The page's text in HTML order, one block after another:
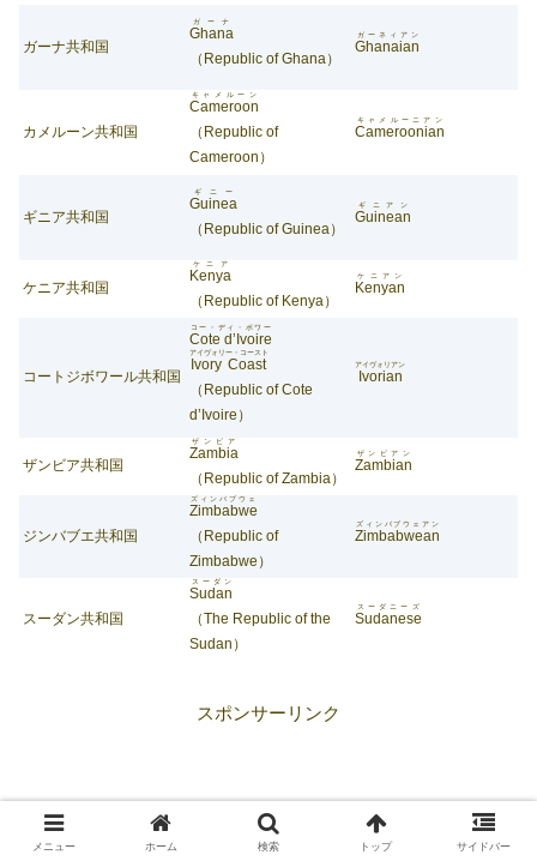
ガーナ共和国
Ghana
ガーナ
（Republic of Ghana）
Ghanaian
ガーネィアン
カメルーン共和国
Cameroon
キャメルーン
（Republic of
Cameroon）
Cameroonian
キャメルーニアン
ギニア共和国
Guinea
ギニー
（Republic of Guinea）
Guinean
ギニアン
ケニア共和国
Kenya
ケニア
（Republic of Kenya）
Kenyan
ケニアン
コートジボワール共和国
Cote d’Ivoire
コー・ディ・ボワー
Ivory Coast
アイヴォリー・コースト
（Republic of Cote
d’Ivoire）
Ivorian
アイヴォリアン
ザンビア共和国
Zambia
ザンビア
（Republic of Zambia）
Zambian
ザンビアン
ジンバブエ共和国
Zimbabwe
ズィンバブウェ
（Republic of
Zimbabwe）
Zimbabwean
ズィンバブウェアン
スーダン共和国
Sudan
スーダン
（The Republic of the
Sudan）
Sudanese
スーダニーズ
スポンサーリンク
メニュー ホーム 検索 トップ サイドバー